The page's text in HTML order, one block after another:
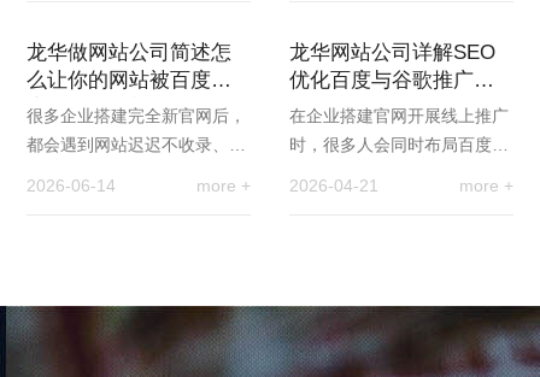
龙华做网站公司简述怎
么让你的网站被百度搜
索引擎发现并抓取
很多企业搭建完全新官网后，
都会遇到网站迟迟不收录、搜
2026-06-14 more +
龙华网站公司详解SEO
优化百度与谷歌推广的
区别
在企业搭建官网开展线上推广
时，很多人会同时布局百度与
2026-04-21 more +